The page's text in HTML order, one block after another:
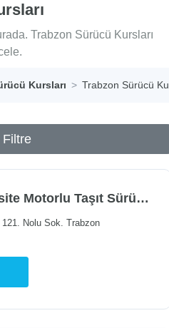
Trabzon Sürücü Kursları
Kursları Trabzon Sürücü
Filtre
Özel Kuzey Üniversite Motorlu Taşıt Sürücüleri Kursu
121. Nolu Sok. Trabzon